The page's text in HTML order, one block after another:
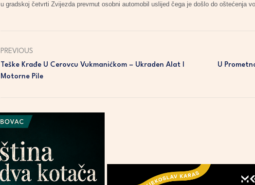
u gradskoj četvrti Zvijezda prevrnut osobni automobil uslijed čega je došlo do oštećenja
PREVIOUS
Teške Krađe U Cerovcu Vukmanićkom – Ukraden Alat I
Motorne Pile
U